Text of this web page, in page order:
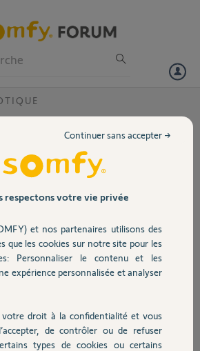
à jour boîtier somfy ?
me connecter à mon boîtier TaHoma avec
bien avec mon ordinateur À chaque fois
que mon boîtier doit être mis à jour. J'ai
dans ce forum mais cela ne change rien.
au fil de discussion
respectons votre vie privée
et nos partenaires utilisons des
que les cookies sur notre site pour les
Personnaliser le contenu et les
expérience personnalisée et analyser
votre droit à la confidentialité et vous
de contrôler ou de refuser
types de cookies ou certains
Continuer sans accepter →